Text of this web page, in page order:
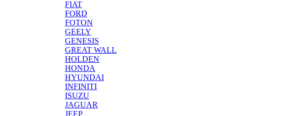
FIAT
FORD
FOTON
GEELY
GENESIS
GREAT WALL
HOLDEN
HONDA
HYUNDAI
INFINITI
ISUZU
JAGUAR
JEEP